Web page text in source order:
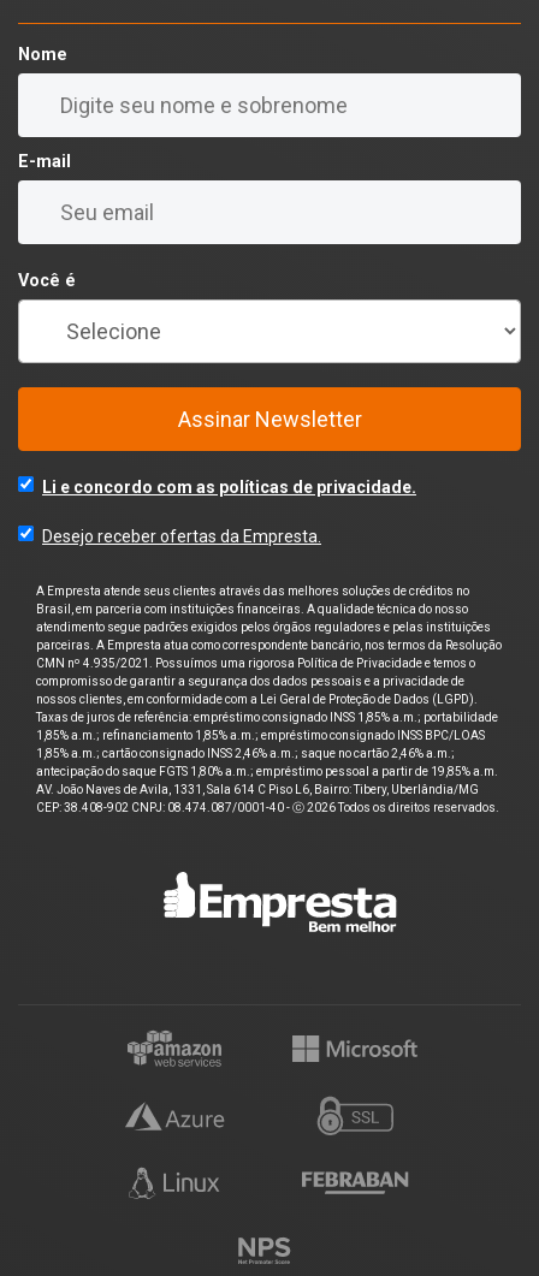
Nome
E-mail
Você é
Assinar Newsletter
Li e concordo com as políticas de privacidade.
Desejo receber ofertas da Empresta.
A Empresta atende seus clientes através das melhores soluções de créditos no
Brasil, em parceria com instituições financeiras. A qualidade técnica do nosso
atendimento segue padrões exigidos pelos órgãos reguladores e pelas instituições
parceiras. A Empresta atua como correspondente bancário, nos termos da Resolução
CMN nº 4.935/2021. Possuímos uma rigorosa Política de Privacidade e temos o
compromisso de garantir a segurança dos dados pessoais e a privacidade de
nossos clientes, em conformidade com a Lei Geral de Proteção de Dados (LGPD).
Taxas de juros de referência: empréstimo consignado INSS 1,85% a.m.; portabilidade
1,85% a.m.; refinanciamento 1,85% a.m.; empréstimo consignado INSS BPC/LOAS
1,85% a.m.; cartão consignado INSS 2,46% a.m.; saque no cartão 2,46% a.m.;
antecipação do saque FGTS 1,80% a.m.; empréstimo pessoal a partir de 19,85% a.m.
AV. João Naves de Avila, 1331, Sala 614 C Piso L6, Bairro: Tibery, Uberlândia/MG
CEP: 38.408-902 CNPJ: 08.474.087/0001-40 - ⓒ 2026 Todos os direitos reservados.